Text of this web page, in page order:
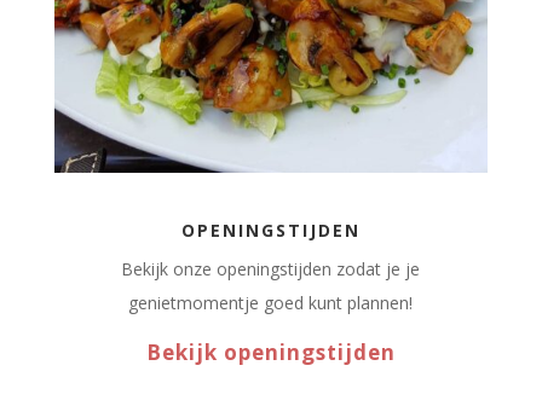
OPENINGSTIJDEN
Bekijk onze openingstijden zodat je je
genietmomentje goed kunt plannen!
Bekijk openingstijden